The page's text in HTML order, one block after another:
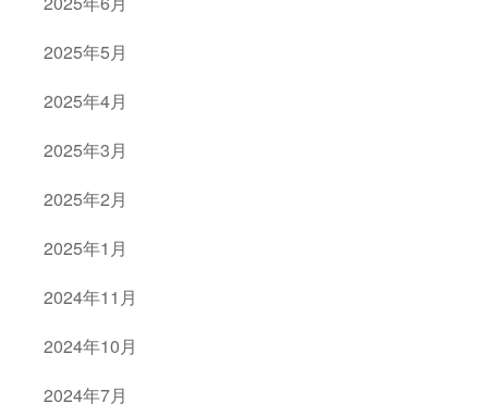
2025年5月
2025年4月
2025年3月
2025年2月
2025年1月
2024年11月
2024年10月
2024年7月